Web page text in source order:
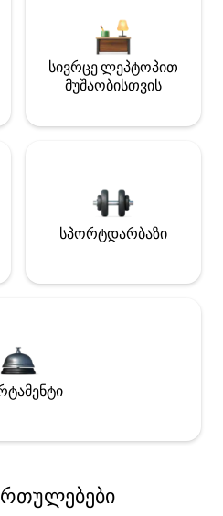
სივრცე ლეპტოპით
მუშაობისთვის
სპორტდარბაზი